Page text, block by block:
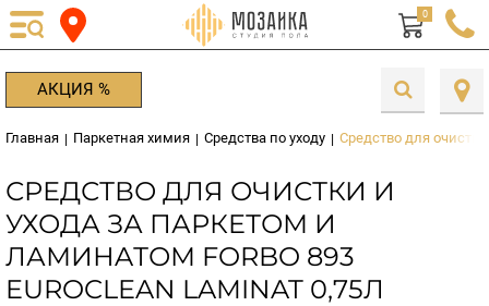
0
АКЦИЯ %
Главная | Паркетная химия | Средства по уходу | Средство для
СРЕДСТВО ДЛЯ ОЧИСТКИ И
УХОДА ЗА ПАРКEТОМ И
ЛАМИНAТОМ FORBO 893
EUROCLEAN LAMINAT 0,75Л